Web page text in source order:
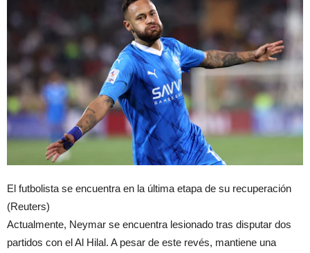
El futbolista se encuentra en la última etapa de su recuperación
(Reuters)
Actualmente, Neymar se encuentra lesionado tras disputar dos
partidos con el Al Hilal. A pesar de este revés, mantiene una